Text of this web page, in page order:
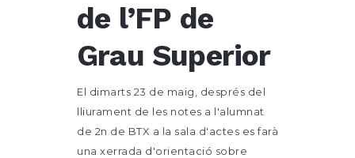
de l’FP de
Grau Superior
El dimarts 23 de maig, després del
lliurament de les notes a l'alumnat
de 2n de BTX a la sala d'actes es farà
una xerrada d'orientació sobre